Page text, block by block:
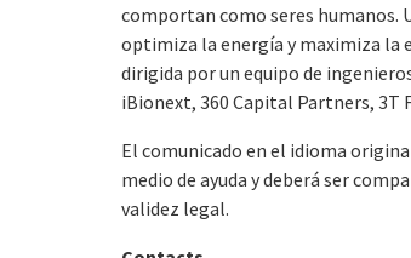
comportan como seres humanos.
optimiza la energía y maximiza la
dirigida por un equipo de
iBionext, 360 Capital Partners, 3T
El comunicado en el idioma
medio de ayuda y deberá ser
validez legal.